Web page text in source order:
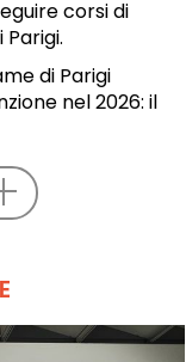
corsi di
di Parigi
nel 2026: il